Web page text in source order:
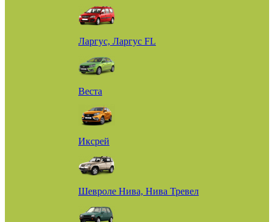
Ларгус, Ларгус FL
Веста
Иксрей
Шевроле Нива, Нива Тревел